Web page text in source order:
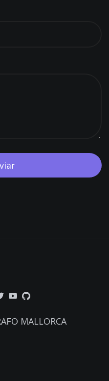
MALLORCA